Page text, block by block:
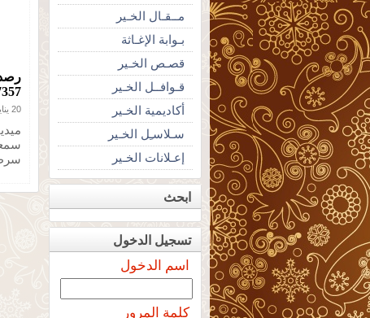
20 يناير 2013
مــقـال الخـير
بـوابة الإغـاثة
قصـص الخـير
قـوافــل الخـير
أكاديمية الخـير
سـلاسـِل الخـير
إعـلانات الخـير
ابحث
تسجيل الدخول
اسم الدخول
كلمة المرور